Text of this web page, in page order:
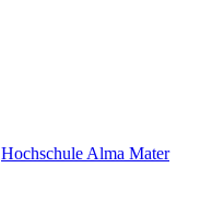
Hochschule Alma Mater